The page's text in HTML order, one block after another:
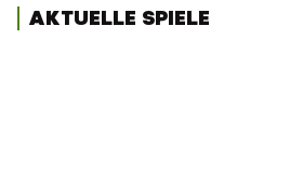
AKTUELLE SPIELE